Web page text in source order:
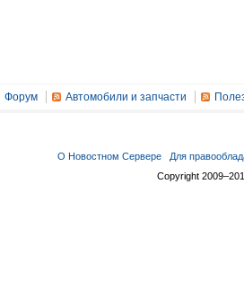
Форум Автомобили и запчасти
О Новостном Сервере Для
Copyright